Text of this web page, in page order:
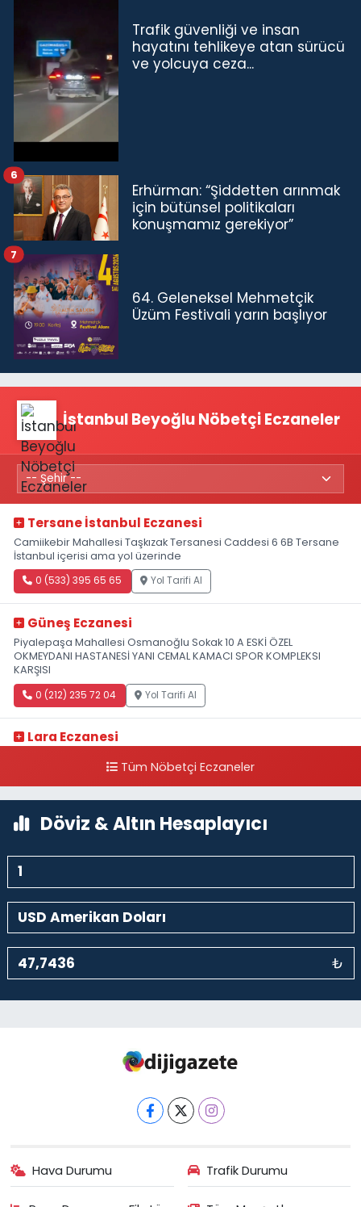
Trafik güvenliği ve insan
hayatını tehlikeye atan sürücü
ve yolcuya ceza...
Erhürman: “Şiddetten arınmak
için bütünsel politikaları
konuşmamız gerekiyor”
6
64. Geleneksel Mehmetçik
Üzüm Festivali yarın başlıyor
7
İstanbul Beyoğlu Nöbetçi Eczaneler
Tersane İstanbul Eczanesi
Camiikebir Mahallesi Taşkızak Tersanesi Caddesi 6 6B Tersane
İstanbul içerisi ama yol üzerinde
0 (533) 395 65 65 Yol Tarifi Al
Güneş Eczanesi
Piyalepaşa Mahallesi Osmanoğlu Sokak 10 A ESKİ ÖZEL
OKMEYDANI HASTANESİ YANI CEMAL KAMACI SPOR KOMPLEKSI
KARŞISI
0 (212) 235 72 04 Yol Tarifi Al
Lara Eczanesi
HASTANESİ KARŞISI
Tüm Nöbetçi Eczaneler
Döviz & Altın Hesaplayıcı
₺
Hava Durumu Trafik Durumu